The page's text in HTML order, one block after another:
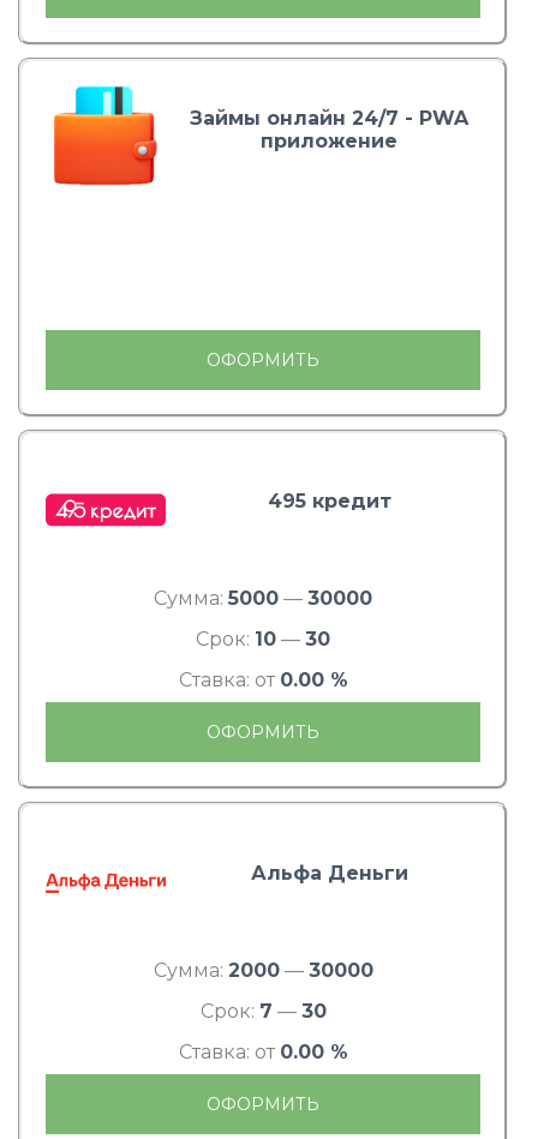
Займы онлайн 24/7 - PWA
приложение
ОФОРМИТЬ
495 кредит
Сумма: 5000 — 30000
Срок: 10 — 30
Ставка: от 0.00 %
ОФОРМИТЬ
Альфа Деньги
Сумма: 2000— 30000
Срок: 7 — 30
Ставка: от 0.00 %
ОФОРМИТЬ